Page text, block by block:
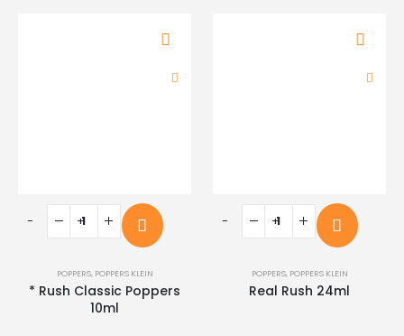
POPPERS, POPPERS KLEIN
* Rush Classic Poppers
10ml
POPPERS, POPPERS KLEIN
Real Rush 24ml
- + - +